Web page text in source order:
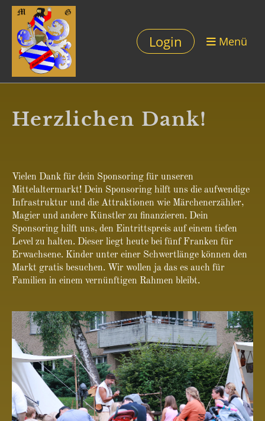
Login Menü
Herzlichen Dank!
Vielen Dank für dein Sponsoring für unseren
Mittelaltermarkt! Dein Sponsoring hilft uns die aufwendige
Infrastruktur und die Attraktionen wie Märchenerzähler,
Magier und andere Künstler zu finanzieren. Dein
Sponsoring hilft uns, den Eintrittspreis auf einem tiefen
Level zu halten. Dieser liegt heute bei fünf Franken für
Erwachsene. Kinder unter einer Schwertlänge können den
Markt gratis besuchen. Wir wollen ja das es auch für
Familien in einem vernünftigen Rahmen bleibt.